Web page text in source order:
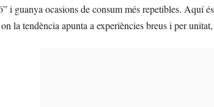
i guanya ocasions de consum més repetibles. Aquí
la tendència apunta a experiències breus i per